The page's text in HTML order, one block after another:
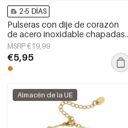
2-5 DÍAS
Pulseras con dije de corazón
de acero inoxidable chapadas
en oro de 14 quilates, serie
sencilla para el día a día, joyería
para mujer
MSRP €19,99
€5,95
Almacén de la UE